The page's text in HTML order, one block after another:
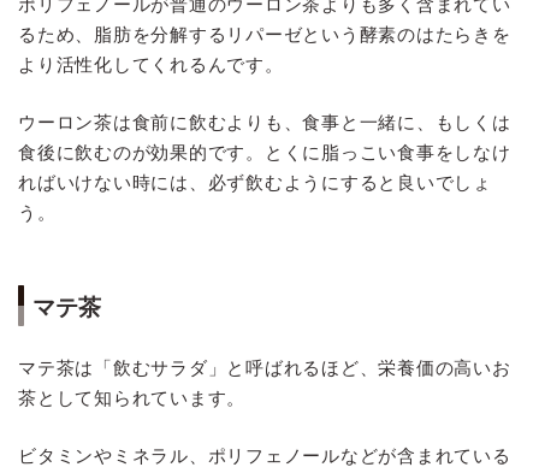
ポリフェノールが普通のウーロン茶よりも多く含まれてい
るため、脂肪を分解するリパーゼという酵素のはたらきを
より活性化してくれるんです。
ウーロン茶は食前に飲むよりも、食事と一緒に、もしくは
食後に飲むのが効果的です。とくに脂っこい食事をしなけ
ればいけない時には、必ず飲むようにすると良いでしょ
う。
マテ茶
マテ茶は「飲むサラダ」と呼ばれるほど、栄養価の高いお
茶として知られています。
ビタミンやミネラル、ポリフェノールなどが含まれている